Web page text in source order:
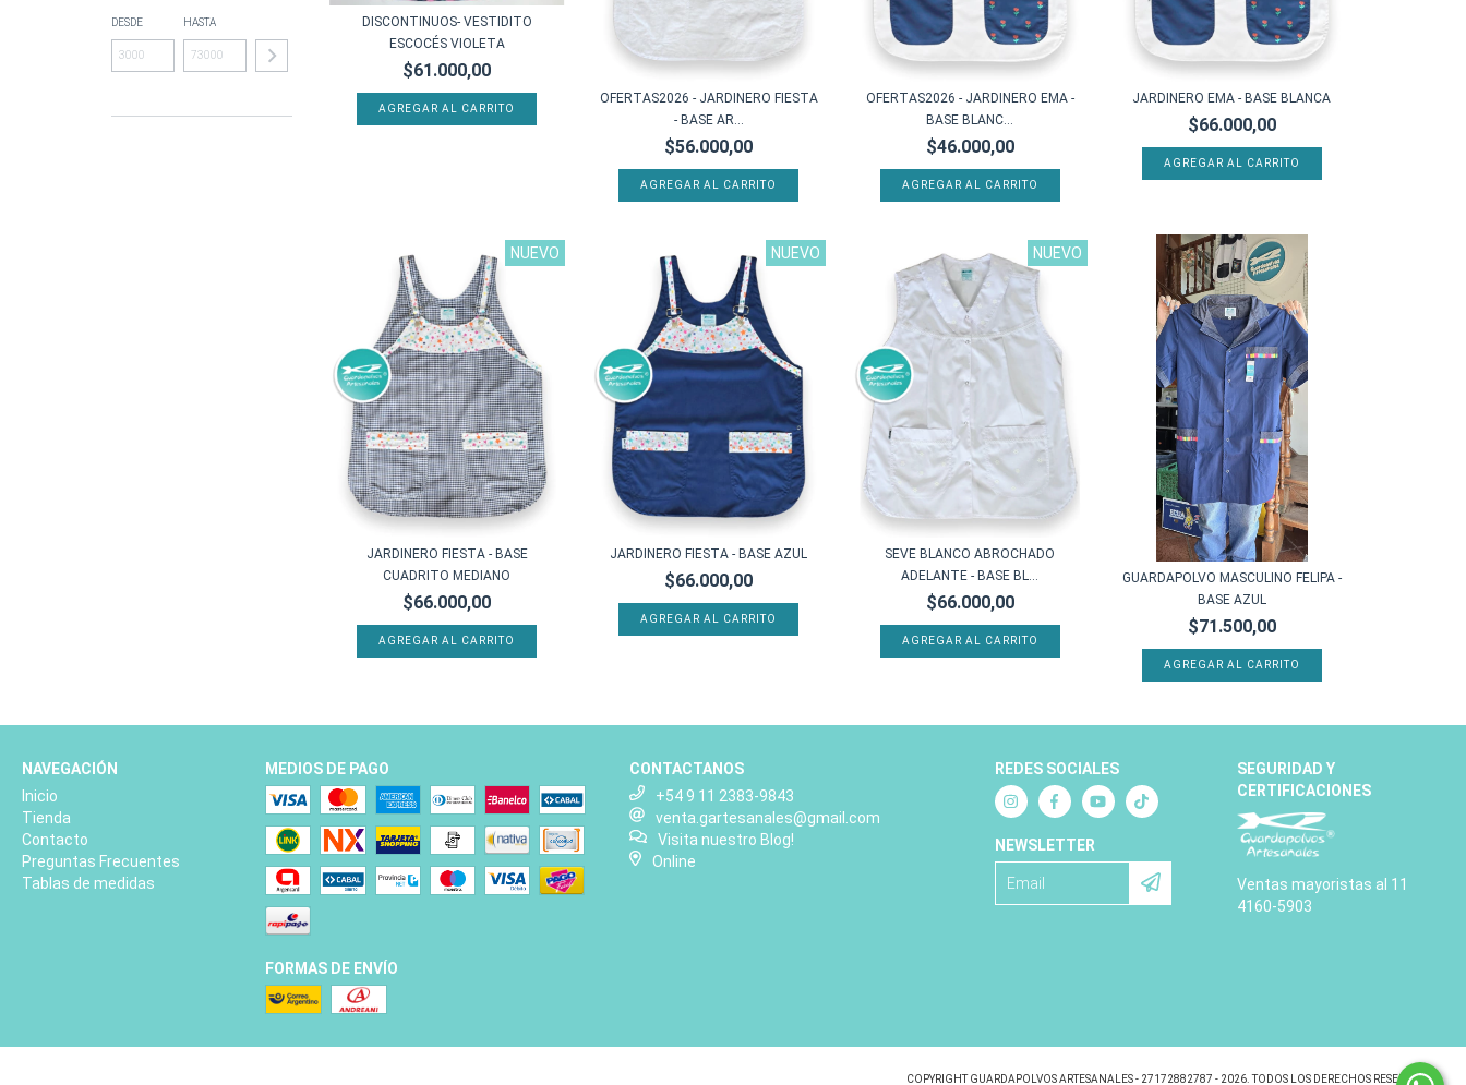
DESDE HASTA
DISCONTINUOS- VESTIDITO
ESCOCÉS VIOLETA
$61.000,00
AGREGAR AL CARRITO
OFERTAS2026 - JARDINERO FIESTA
- BASE AR...
$56.000,00
AGREGAR AL CARRITO
OFERTAS2026 - JARDINERO EMA -
BASE BLANC...
$46.000,00
AGREGAR AL CARRITO
JARDINERO EMA - BASE BLANCA
$66.000,00
AGREGAR AL CARRITO
NUEVO
JARDINERO FIESTA - BASE
CUADRITO MEDIANO
$66.000,00
AGREGAR AL CARRITO
NUEVO
JARDINERO FIESTA - BASE AZUL
$66.000,00
AGREGAR AL CARRITO
NUEVO
SEVE BLANCO ABROCHADO
ADELANTE - BASE BL...
$66.000,00
AGREGAR AL CARRITO
GUARDAPOLVO MASCULINO FELIPA -
BASE AZUL
$71.500,00
AGREGAR AL CARRITO
NAVEGACIÓN
Inicio
Tienda
Contacto
Preguntas Frecuentes
Tablas de medidas
MEDIOS DE PAGO
FORMAS DE ENVÍO
CONTACTANOS
+54 9 11 2383-9843
venta.gartesanales@gmail.com
Visita nuestro Blog!
Online
REDES SOCIALES
NEWSLETTER
SEGURIDAD Y
CERTIFICACIONES
Ventas mayoristas al 11
4160-5903
COPYRIGHT GUARDAPOLVOS ARTESANALES - 27172882787 - 2026. TODOS LOS DERECHOS RESERVADOS.